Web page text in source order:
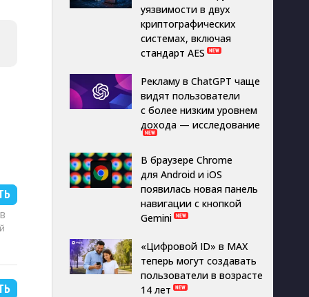
уязвимости в двух
криптографических
системах, включая
стандарт AES
Рекламу в ChatGPT чаще
видят пользователи
с более низким уровнем
дохода — исследование
В браузере Chrome
для Android и iOS
появилась новая панель
навигации с кнопкой
Gemini
«Цифровой ID» в MAX
теперь могут создавать
пользователи в возрасте
14 лет